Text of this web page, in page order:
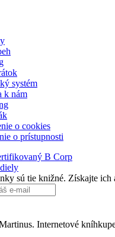
systém
k nám
o cookies
o prístupnosti
B Corp
sú tie knižné. Získajte ich
Internetové